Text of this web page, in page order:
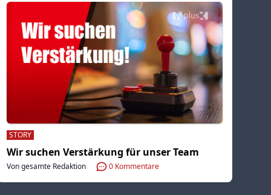
STORY
Wir suchen Verstärkung für unser Team
Von gesamte Redaktion 0 Kommentare